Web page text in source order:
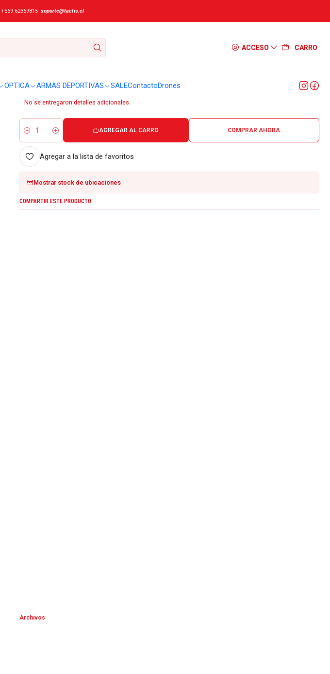
ACCESO CARRO
OPTICA ARMAS DEPORTIVAS SALEContactoDrones
+569 62369815 soporte@tactis.cl
|
Combo 2x Llaveros Victorinox Multiclip con cadena
No se entregaron detalles adicionales.
Cantidad
AGREGAR AL CARRO COMPRAR AHORA
Agregar a la lista de favoritos
Mostrar stock de ubicaciones
COMPARTIR ESTE PRODUCTO
Archivos